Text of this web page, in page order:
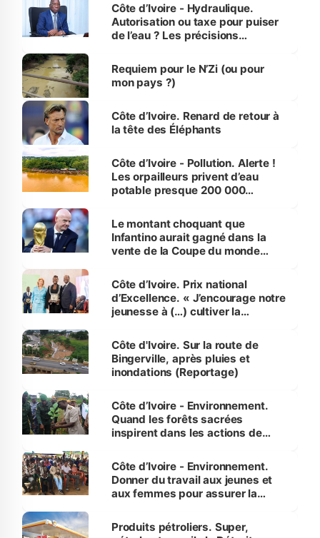
Côte d’Ivoire - Hydraulique.
Autorisation ou taxe pour puiser
de l’eau ? Les précisions
Requiem pour le N’Zi (ou pour
mon pays ?)
Côte d’Ivoire. Renard de retour à
la tête des Éléphants
Côte d’Ivoire - Pollution. Alerte !
Les orpailleurs privent d’eau
potable presque 200 000
Le montant choquant que
Infantino aurait gagné dans la
vente de la Coupe du monde
Côte d’Ivoire. Prix national
d’Excellence. « J’encourage notre
jeunesse à (…) cultiver la
(Alassane Ouattara
Côte d'Ivoire. Sur la route de
Bingerville, après pluies et
inondations (Reportage)
Côte d’Ivoire - Environnement.
Quand les forêts sacrées
inspirent dans les actions de
Côte d’Ivoire - Environnement.
Donner du travail aux jeunes et
aux femmes pour assurer la
menacées
Produits pétroliers. Super,